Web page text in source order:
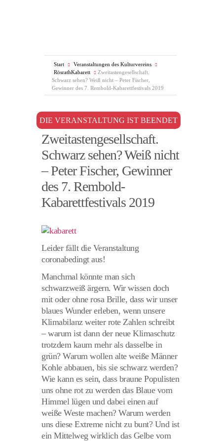
Start
Veranstaltungen des Kulturvereins
RösrathKabarett
Zweitastengesellschaft.
Schwarz sehen? Weiß nicht – Peter Fischer,
Gewinner des 7. Rembold-Kabarettfestivals 2019
DIE VERANSTALTUNG IST BEENDET
Zweitastengesellschaft.
Schwarz sehen? Weiß nicht
– Peter Fischer, Gewinner
des 7. Rembold-
Kabarettfestivals 2019
Leider fällt die Veranstaltung
coronabedingt aus!
Manchmal könnte man sich
schwarzweiß ärgern. Wir wissen doch
mit oder ohne rosa Brille, dass wir unser
blaues Wunder erleben, wenn unsere
Klimabilanz weiter rote Zahlen schreibt
– warum ist dann der neue Klimaschutz
trotzdem kaum mehr als dasselbe in
grün? Warum wollen alte weiße Männer
Kohle abbauen, bis sie schwarz werden?
Wie kann es sein, dass braune Populisten
uns ohne rot zu werden das Blaue vom
Himmel lügen und dabei einen auf
weiße Weste machen? Warum werden
uns diese Extreme nicht zu bunt? Und ist
ein Mittelweg wirklich das Gelbe vom